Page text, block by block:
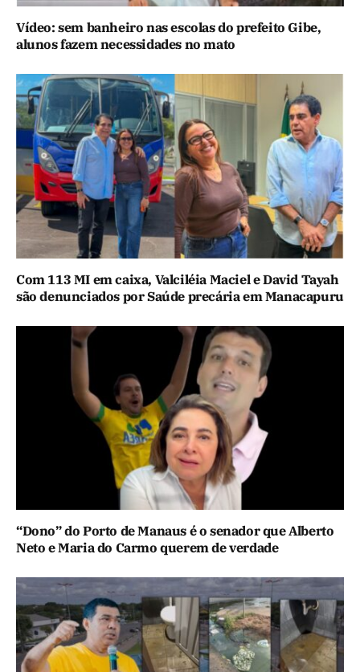
Vídeo: sem banheiro nas escolas do prefeito Gibe,
alunos fazem necessidades no mato
Com 113 MI em caixa, Valciléia Maciel e David Tayah
são denunciados por Saúde precária em Manacapuru
“Dono” do Porto de Manaus é o senador que Alberto
Neto e Maria do Carmo querem de verdade